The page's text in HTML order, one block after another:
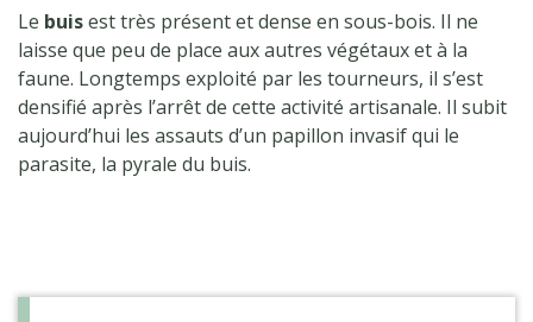
Le buisest très présent et dense en sous-bois. Il ne
laisse que peu de place aux autres végétaux et à la
faune. Longtemps exploité par les tourneurs, il s’est
densifié après l’arrêt de cette activité artisanale. Il subit
aujourd’hui les assauts d’un papillon invasif qui le
parasite, la pyrale du buis.